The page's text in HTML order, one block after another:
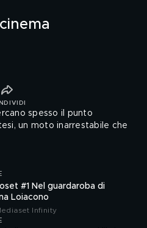
spesso il punto
un moto inarrestabile che
#1 Nel guardaroba di
Loiacono
Infinity